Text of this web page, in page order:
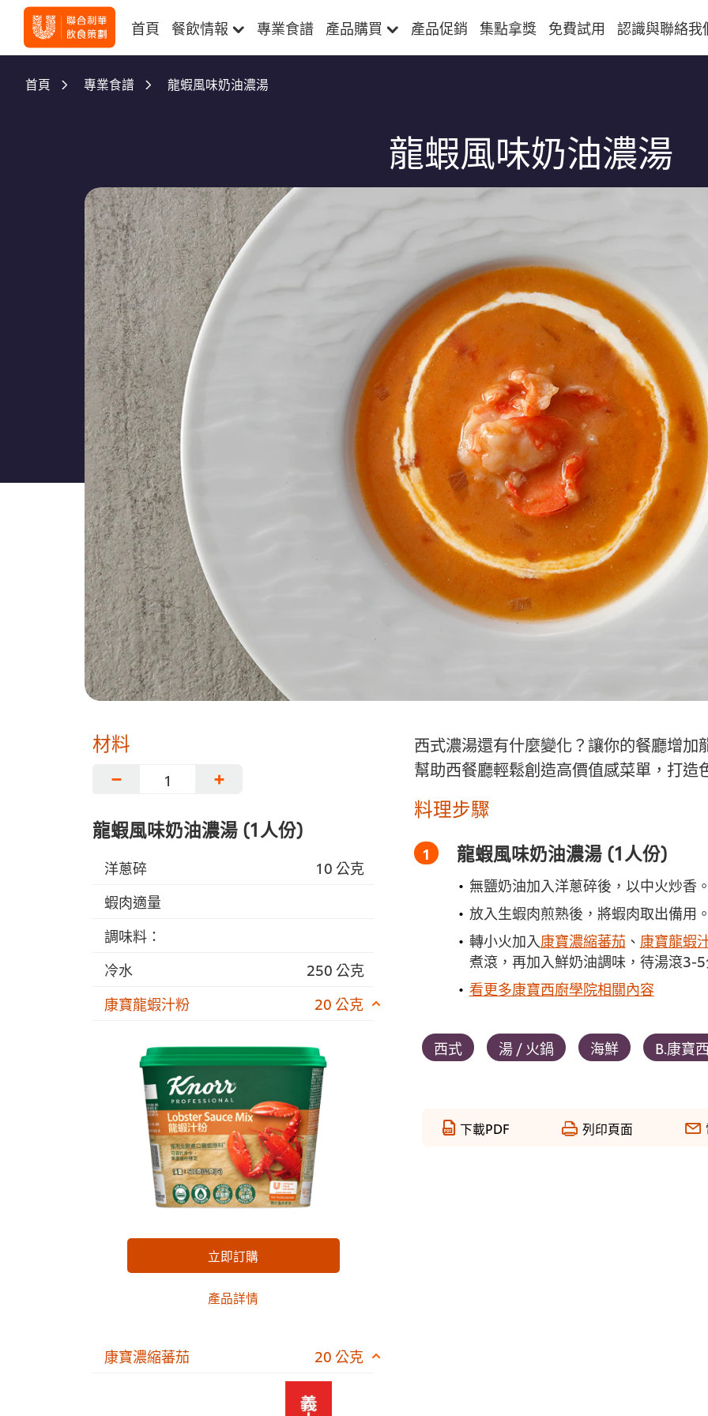
首頁 餐飲情報 專業食譜 產品購買 產品促銷 集點拿獎 免費試用 認識與聯絡我
首頁 專業食譜 龍蝦風味奶油濃湯
龍蝦風味奶油濃湯
材料
−
+
龍蝦風味奶油濃湯 (1人份)
洋蔥碎
10 公克
蝦肉適量
調味料：
冷水
250 公克
康寶龍蝦汁粉
20 公克
立即訂購
產品詳情
康寶濃縮蕃茄 20 公克
西式濃湯還有什麼變化？讓你的餐廳增
幫助西餐廳輕鬆創造高價值感菜單，打造
料理步驟
龍蝦風味奶油濃湯 (1人份)
無鹽奶油加入洋蔥碎後，以中火炒香
放入生蝦肉煎熟後，將蝦肉取出備用
轉小火加入 康寶濃縮蕃茄 、 康寶龍蝦
煮滾，再加入鮮奶油調味，待湯滾3-
看更多康寶西廚學院相關內容
西式 湯 / 火鍋 海鮮 B.康寶
下載PDF 列印頁面